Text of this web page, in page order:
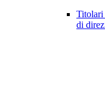
Titolari
di